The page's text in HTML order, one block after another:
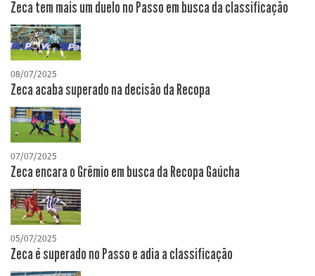
Zeca tem mais um duelo no Passo em busca da classificação
08/07/2025
Zeca acaba superado na decisão da Recopa
07/07/2025
Zeca encara o Grêmio em busca da Recopa Gaúcha
05/07/2025
Zeca é superado no Passo e adia a classificação